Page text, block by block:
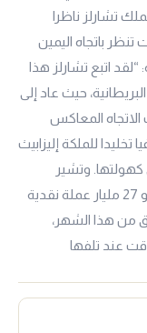
تشارلز ناظرا
تنظر باتجاه اليمين
اتبع تشارلز هذا
حيث عاد إلى
الاتجاه المعاكس
للملكة إليزابيث
وتشير
تقديرات دار سك العملة الملكية إلى وجود نحو 27 مليار عملة نقدية
من هذا الشهر،
عند تلفها